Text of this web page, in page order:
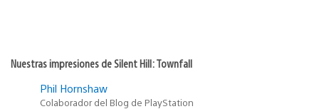
Nuestras impresiones de Silent Hill: Townfall
Phil Hornshaw
Colaborador del Blog de PlayStation